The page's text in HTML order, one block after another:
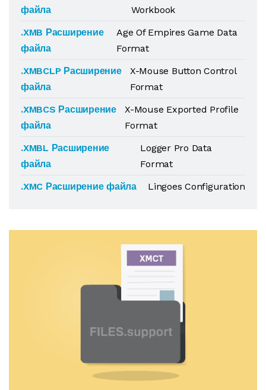
файла
Workbook
.XMB Расширение
файла
Age Of Empires Game Data
Format
.XMBCLP Расширение
файла
X-Mouse Button Control
Format
.XMBCS Расширение
файла
X-Mouse Exported Profile
Format
.XMBL Расширение
файла
Logger Pro Data
Format
.XMC Расширение файла
Lingoes Configuration